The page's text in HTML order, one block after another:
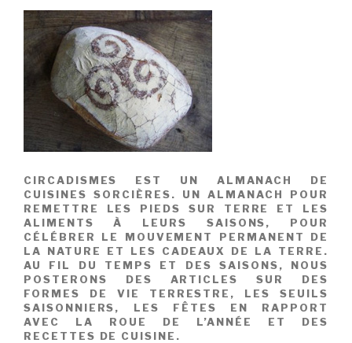
CIRCADISMES EST UN ALMANACH DE
CUISINES SORCIÈRES. UN ALMANACH POUR
REMETTRE LES PIEDS SUR TERRE ET LES
ALIMENTS À LEURS SAISONS, POUR
CÉLÉBRER LE MOUVEMENT PERMANENT DE
LA NATURE ET LES CADEAUX DE LA TERRE.
AU FIL DU TEMPS ET DES SAISONS, NOUS
POSTERONS DES ARTICLES SUR DES
FORMES DE VIE TERRESTRE, LES SEUILS
SAISONNIERS, LES FÊTES EN RAPPORT
AVEC LA ROUE DE L’ANNÉE ET DES
RECETTES DE CUISINE.